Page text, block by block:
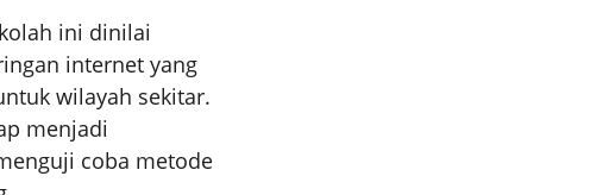
ini dinilai
internet yang
wilayah sekitar.
menjadi
coba metode